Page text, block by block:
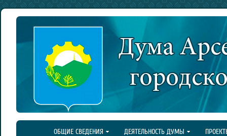
ОБЩИЕ СВЕДЕНИЯ ДЕЯТЕЛЬНОСТЬ ДУМЫ